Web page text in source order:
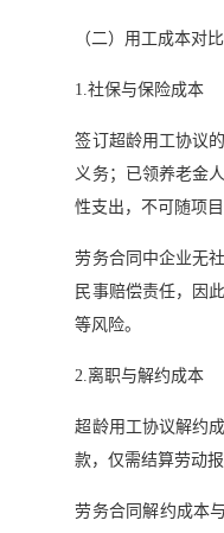
（二）用工成本对比
1.社保与保险成本
签订超龄用工协议
义务；已领养老金
性支出，不可随项目
劳务合同中企业无
民事赔偿责任，因
等风险。
2.离职与解约成本
超龄用工协议解约
款，仅需结算劳动
劳务合同解约成本